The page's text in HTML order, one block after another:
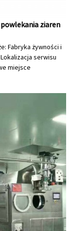
ziaren
Fabryka żywności i
serwisu
miejsce